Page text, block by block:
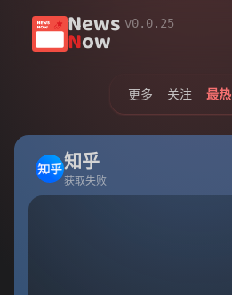
News
Now
v0.0.25
更多 关注 最热
知乎
获取失败